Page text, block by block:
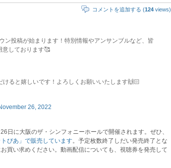
コメントを追加する (124 views)
ン投稿が始まります！特別情報やアンサンブルなど、皆
意しております🥰
ると嬉しいです！よろしくお願いいたします🙌🏻
26, 2022
日に大阪のザ・シンフォニーホールで開催されます。ぜひ、
トぴあ」で販売しています。予定枚数終了しだい発売終了とな
買い求めください。動画配信についても、視聴券を発売して